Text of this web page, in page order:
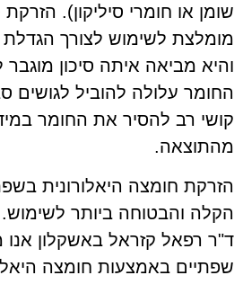
שומן או חומרי סיליקון). הזרקת
מומלצת לשימוש לצורך הגדלת
והיא מביאה איתה סיכון מוגבר
החומר עלולה להוביל לגושים
קושי רב להסיר את החומר
מהתוצאה.
הזרקת חומצה היאלורונית
הקלה והבטוחה ביותר
ד"ר רפאל קזראל באשקלון אנו
שפתיים באמצעות חומצה